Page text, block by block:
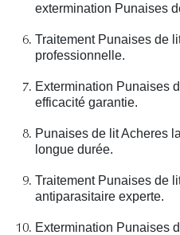
extermination Punaises
Traitement Punaises de
professionnelle.
Extermination Punaises
efficacité garantie.
Punaises de lit Acheres
longue durée.
Traitement Punaises de
antiparasitaire experte.
Extermination Punaises